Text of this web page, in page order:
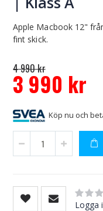
Apple Macbook 12"
fint skick.
4 990 kr
Special
3 990 kr
Köp nu och
Rating:
0% of100
Logga